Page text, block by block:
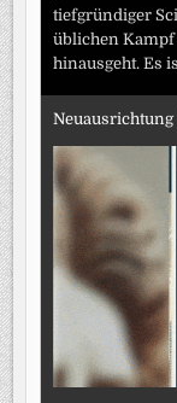
tiefgründiger
üblichen
hinausgeht. Es